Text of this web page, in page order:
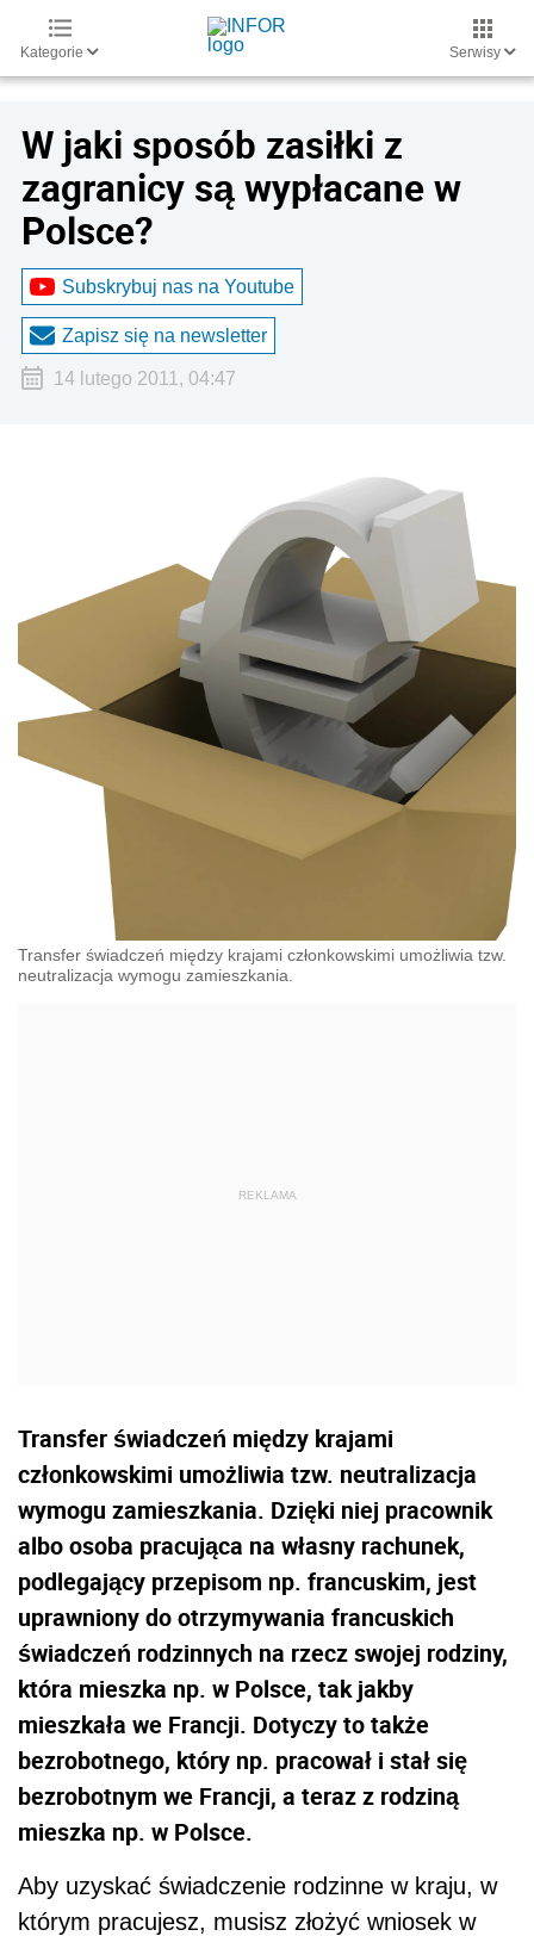
Kategorie Serwisy
W jaki sposób zasiłki z
zagranicy są wypłacane w
Polsce?
Subskrybuj nas na Youtube
Zapisz się na newsletter
14 lutego 2011, 04:47
Transfer świadczeń między krajami członkowskimi umożliwia tzw.
neutralizacja wymogu zamieszkania.
Transfer świadczeń między krajami
członkowskimi umożliwia tzw. neutralizacja
wymogu zamieszkania. Dzięki niej pracownik
albo osoba pracująca na własny rachunek,
podlegający przepisom np. francuskim, jest
uprawniony do otrzymywania francuskich
świadczeń rodzinnych na rzecz swojej rodziny,
która mieszka np. w Polsce, tak jakby
mieszkała we Francji. Dotyczy to także
bezrobotnego, który np. pracował i stał się
bezrobotnym we Francji, a teraz z rodziną
mieszka np. w Polsce.
Aby uzyskać świadczenie rodzinne w kraju, w
którym pracujesz, musisz złożyć wniosek w